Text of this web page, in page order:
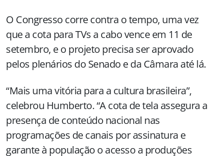
O Congresso corre contra o tempo, uma vez
que a cota para TVs a cabo vence em 11 de
setembro, e o projeto precisa ser aprovado
pelos plenários do Senado e da Câmara até lá.
“Mais uma vitória para a cultura brasileira”,
celebrou Humberto. “A cota de tela assegura a
presença de conteúdo nacional nas
programações de canais por assinatura e
garante à população o acesso a produções